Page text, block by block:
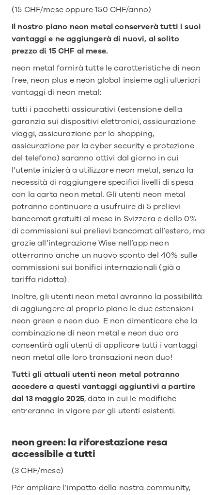
(15 CHF/mese oppure 150 CHF/anno)
Il nostro piano neon metal conserverà tutti i suoi
vantaggi e ne aggiungerà di nuovi, al solito
prezzo di 15 CHF al mese.
neon metal fornirà tutte le caratteristiche di neon
free, neon plus e neon global insieme agli ulteriori
vantaggi di neon metal:
tutti i pacchetti assicurativi (estensione della
garanzia sui dispositivi elettronici, assicurazione
viaggi, assicurazione per lo shopping,
assicurazione per la cyber security e protezione
del telefono) saranno attivi dal giorno in cui
l’utente inizierà a utilizzare neon metal, senza la
necessità di raggiungere specifici livelli di spesa
con la carta neon metal. Gli utenti neon metal
potranno continuare a usufruire di 5 prelievi
bancomat gratuiti al mese in Svizzera e dello 0%
di commissioni sui prelievi bancomat all’estero, ma
grazie all’integrazione Wise nell’app neon
otterranno anche un nuovo sconto del 40% sulle
commissioni sui bonifici internazionali (già a
tariffa ridotta).
Inoltre, gli utenti neon metal avranno la possibilità
di aggiungere al proprio piano le due estensioni
neon green e neon duo. E non dimenticare che la
combinazione di neon metal e neon duo ora
consentirà agli utenti di applicare tutti i vantaggi
neon metal alle loro transazioni neon duo!
Tutti gli attuali utenti neon metal potranno
accedere a questi vantaggi aggiuntivi a partire
dal 13 maggio 2025, data in cui le modifiche
entreranno in vigore per gli utenti esistenti.
neon green: la riforestazione resa
accessibile a tutti
(3 CHF/mese)